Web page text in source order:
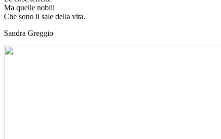
Ma quelle nobili
Che sono il sale della vita.
Sandra Greggio